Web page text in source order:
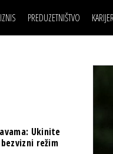
BANKE
PREDUZETNIŠTVO
BIZNIS SCENA
BREND I KOMUNIKACIJE
OSIGURANJE
TECH I AI
Ukinite
režim